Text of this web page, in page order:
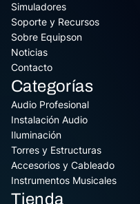
Simuladores
Soporte y Recursos
Sobre Equipson
Noticias
Contacto
Categorías
Audio Profesional
Instalación Audio
Iluminación
Torres y Estructuras
Accesorios y Cableado
Instrumentos Musicales
Tienda